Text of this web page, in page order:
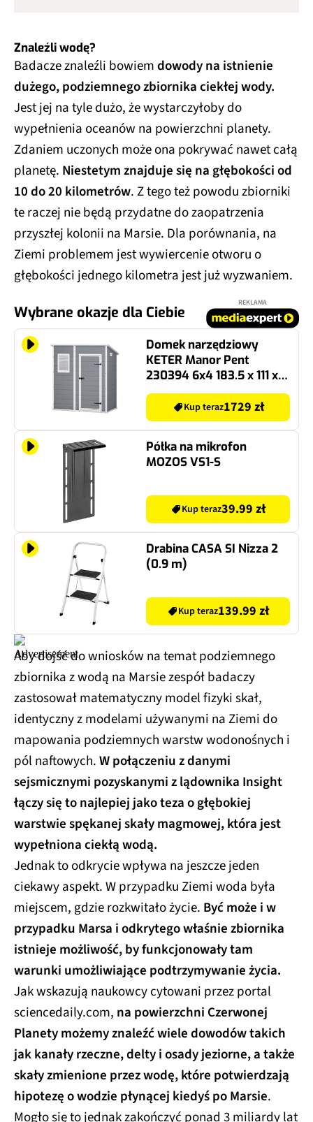
Znaleźli wodę?
Badacze znaleźli bowiemdowody na istnienie
dużego, podziemnego zbiornika ciekłej wody.
Jest jej na tyle dużo, że wystarczyłoby do
wypełnienia oceanów na powierzchni planety.
Zdaniem uczonych może ona pokrywać nawet całą
planetę. Niestetym znajduje się na głębokości od
10 do 20 kilometrów. Z tego też powodu zbiorniki
te raczej nie będą przydatne do zaopatrzenia
przyszłej kolonii na Marsie. Dla porównania, na
Ziemi problemem jest wywiercenie otworu o
głębokości jednego kilometra jest już wyzwaniem.
Wybrane okazje dla Ciebie
REKLAMA
Domek narzędziowy
KETER Manor Pent
230394 6x4 183.5 x 111 x
200.5 cm Szaro-biały
Kup teraz1729 zł
Półka na mikrofon
MOZOS VS1-S
Kup teraz39.99 zł
Drabina CASA SI Nizza 2
(0.9 m)
Kup teraz139.99 zł
Aby dojść do wniosków na temat podziemnego
zbiornika z wodą na Marsie zespół badaczy
zastosował matematyczny model fizyki skał,
identyczny z modelami używanymi na Ziemi do
mapowania podziemnych warstw wodonośnych i
pól naftowych.W połączeniu z danymi
sejsmicznymi pozyskanymi z lądownika Insight
łączy się to najlepiej jako teza o głębokiej
warstwie spękanej skały magmowej, która jest
wypełniona ciekłą wodą.
Jednak to odkrycie wpływa na jeszcze jeden
ciekawy aspekt. W przypadku Ziemi woda była
miejscem, gdzie rozkwitało życie. Być może i w
przypadku Marsa i odkrytego właśnie zbiornika
istnieje możliwość, by funkcjonowały tam
warunki umożliwiające podtrzymywanie życia.
Jak wskazują naukowcy cytowani przez portal
sciencedaily.com, na powierzchni Czerwonej
Planety możemy znaleźć wiele dowodów takich
jak kanały rzeczne, delty i osady jeziorne, a także
skały zmienione przez wodę, które potwierdzają
hipotezę o wodzie płynącej kiedyś po Marsie.
Mogło się to jednak zakończyć ponad 3 miliardy lat